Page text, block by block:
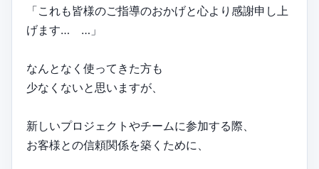
「これも皆様のご指導のおかげと心より感謝申し上
げます… …」
なんとなく使ってきた方も
少なくないと思いますが、
新しいプロジェクトやチームに参加する際、
お客様との信頼関係を築くために、